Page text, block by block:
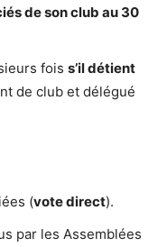
de son club au 30
fois s’il détient
de club et délégué
(vote direct).
par les Assemblées